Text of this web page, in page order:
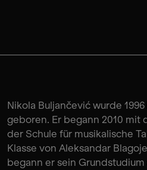
Nikola Buljančević wurde
geboren. Er begann 2010 mit
der Schule für musikalische
Klasse von Aleksandar
begann er sein